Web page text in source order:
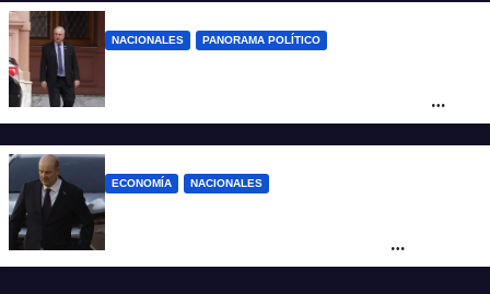
NACIONALES PANORAMA POLÍTICO
Milei de Misiones
ECONOMÍA NACIONALES
suspendió el decreto para levantar el paro